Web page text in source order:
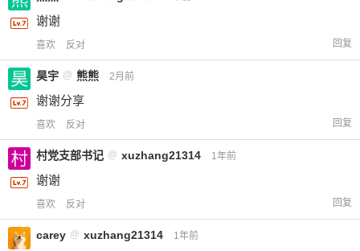
谢谢
喜欢 反对 回复
昊宇 @ 熊熊 2月前
谢谢分享
喜欢 反对 回复
村党支部书记 @ xuzhang21314 1年前
谢谢
喜欢 反对 回复
carey @ xuzhang21314 1年前